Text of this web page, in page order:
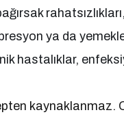
ya da
hastalıklar,
kaynaklanmaz.